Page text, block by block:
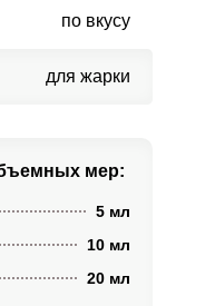
по вкусу
для жарки
мер:
5 мл
10 мл
20 мл